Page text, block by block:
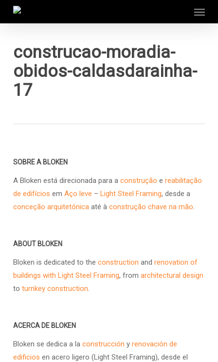
construcao-moradia-
obidos-caldasdarainha-
17
SOBRE A BLOKEN
A Bloken está direcionada para a construção e reabilitação
de edifícios em Aço leve – Light Steel Framing, desde a
conceção arquitetónicaaté à construção chave na mão.
ABOUT BLOKEN
Bloken is dedicated to the construction and renovation of
buildings with Light Steel Framing, from architectural design
to turnkey construction.
ACERCA DE BLOKEN
Bloken se dedica a la construcción y renovación de
edificios en acero ligero (Light Steel Framing), desde el